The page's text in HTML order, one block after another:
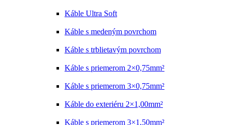
Káble Ultra Soft
Káble s medeným povrchom
Káble s trblietavým povrchom
Káble s priemerom 2×0,75mm²
Káble s priemerom 3×0,75mm²
Káble do exteriéru 2×1,00mm²
Káble s priemerom 3×1,50mm²